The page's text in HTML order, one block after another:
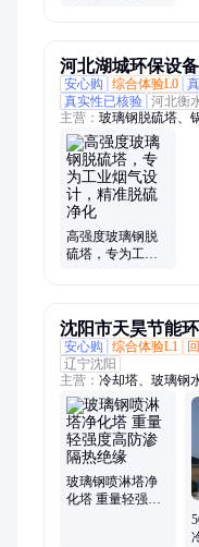
河北湖城环保设
安心购
综合体验L0
真实性已核验 河北衡
主营： 玻璃钢脱硫塔、
高强度玻璃钢脱
硫塔，专为工业
沈阳市天昊节能
安心购
综合体验L1
辽宁沈阳
主营： 冷却塔、玻璃钢
却塔配件、玻璃钢冷却
净化塔、不锈钢水箱
玻璃钢喷淋塔净
化塔 重量轻强度